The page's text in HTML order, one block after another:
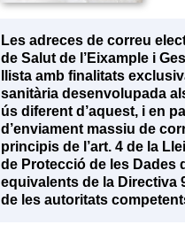
Les adreces de correu
de Salut de l’Eixample i
llista amb finalitats
sanitària desenvolupada
ús diferent d’aquest, i en
d’enviament massiu de
principis de l’art. 4 de la
de Protecció de les Dades
equivalents de la Directiva
de les autoritats